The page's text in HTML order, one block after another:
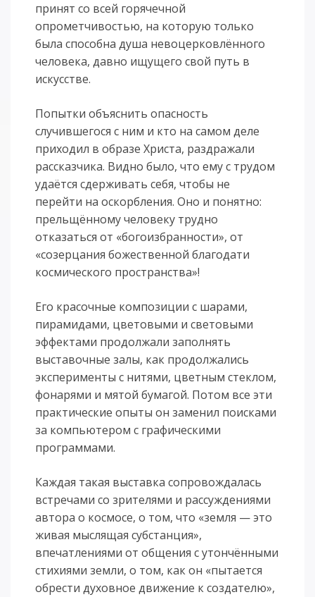
принят со всей горячечной
опрометчивостью, на которую только
была способна душа невоцерковлённого
человека, давно ищущего свой путь в
искусстве.
Попытки объяснить опасность
случившегося с ним и кто на самом деле
приходил в образе Христа, раздражали
рассказчика. Видно было, что ему с трудом
удаётся сдерживать себя, чтобы не
перейти на оскорбления. Оно и понятно:
прельщённому человеку трудно
отказаться от «богоизбранности», от
«созерцания божественной благодати
космического пространства»!
Его красочные композиции с шарами,
пирамидами, цветовыми и световыми
эффектами продолжали заполнять
выставочные залы, как продолжались
эксперименты с нитями, цветным стеклом,
фонарями и мятой бумагой. Потом все эти
практические опыты он заменил поисками
за компьютером с графическими
программами.
Каждая такая выставка сопровождалась
встречами со зрителями и рассуждениями
автора о космосе, о том, что «земля — это
живая мыслящая субстанция»,
впечатлениями от общения с утончёнными
стихиями земли, о том, как он «пытается
обрести духовное движение к создателю»,